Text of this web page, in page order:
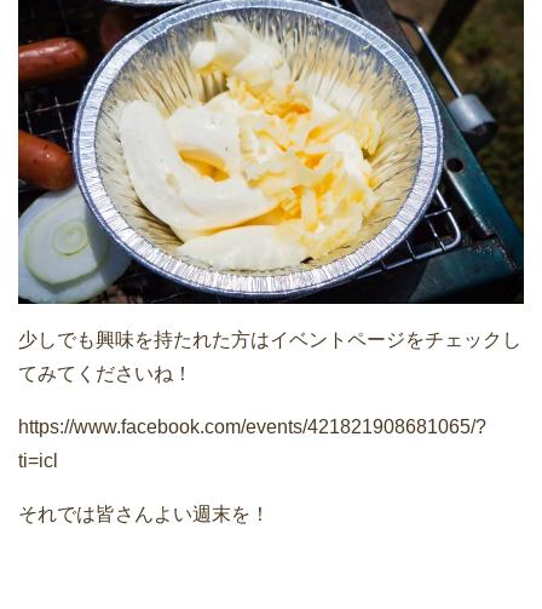
少しでも興味を持たれた方はイベントページをチェックし
てみてくださいね！
https://www.facebook.com/events/421821908681065/?
ti=icl
それでは皆さんよい週末を！